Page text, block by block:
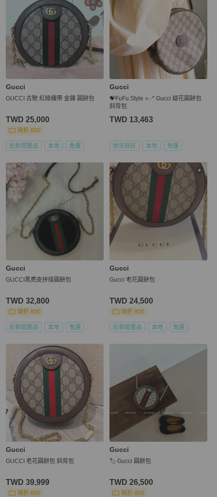
Gucci
GUCCI 古馳 紅綠織帶 金鍊 圓餅包
TWD 25,000
現折 800
近新閒置品 本地 免運
Gucci
💝FuFu.Style ⟡.·* Gucci 緹花圓餅包
斜背包
TWD 13,463
狀況良好 本地 免運
Gucci
GUCCI黑麂皮拼接圓餅包
TWD 32,800
現折 800
近新閒置品 本地 免運
Gucci
Gucci 老花圓餅包
TWD 24,500
現折 800
近新閒置品 本地 免運
Gucci
GUCCI 老花圓餅包 斜背包
TWD 39,999
現折 800
Gucci
🏷️ Gucci 圓餅包
TWD 26,500
現折 800